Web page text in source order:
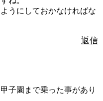
うにしておかなければな
返信
子園まで乗った事があり